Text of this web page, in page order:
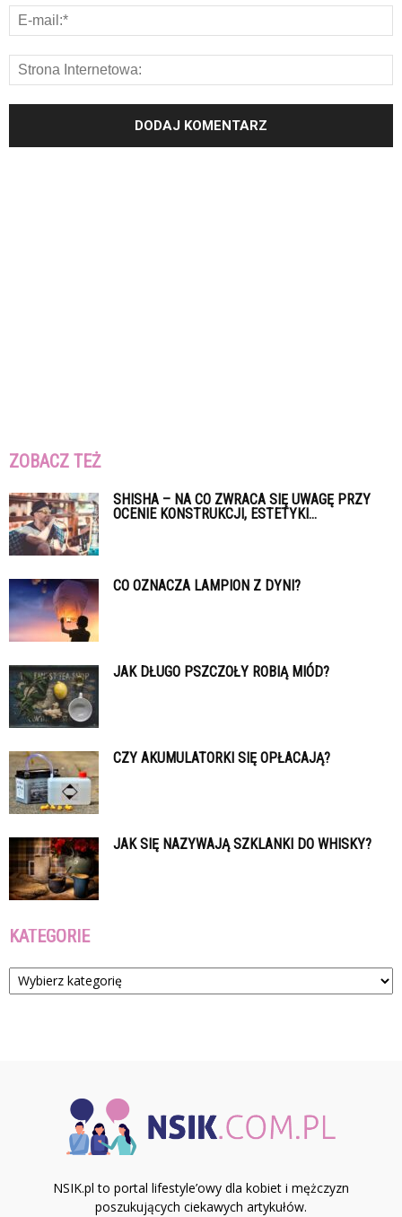
ZOBACZ TEŻ
SHISHA – NA CO ZWRACA SIĘ UWAGĘ PRZY
OCENIE KONSTRUKCJI, ESTETYKI...
CO OZNACZA LAMPION Z DYNI?
JAK DŁUGO PSZCZOŁY ROBIĄ MIÓD?
CZY AKUMULATORKI SIĘ OPŁACAJĄ?
JAK SIĘ NAZYWAJĄ SZKLANKI DO WHISKY?
KATEGORIE
Kategorie
NSIK.pl to portal lifestyle’owy dla kobiet i mężczyzn
poszukujących ciekawych artykułów.